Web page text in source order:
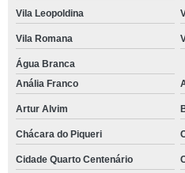
Vila Leopoldina
Vila Romana
Água Branca
Anália Franco
Artur Alvim
Chácara do Piqueri
Cidade Quarto Centenário